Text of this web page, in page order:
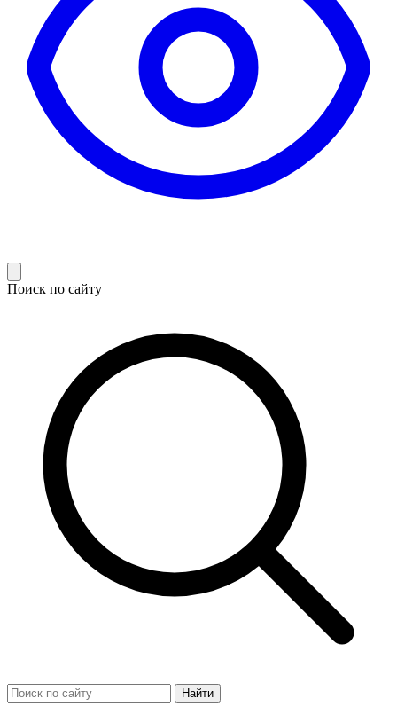
Поиск по сайту
Найти